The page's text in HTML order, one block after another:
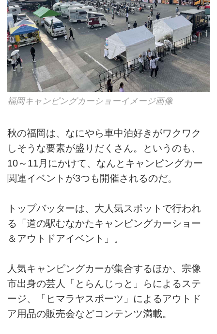
福岡キャンピングカーショーイメージ画像
秋の福岡は、なにやら車中泊好きがワクワク
しそうな要素が盛りだくさん。というのも、
10～11月にかけて、なんとキャンピングカー
関連イベントが3つも開催されるのだ。
トップバッターは、大人気スポットで行われ
る「道の駅むなかたキャンピングカーショー
＆アウトドアイベント」。
人気キャンピングカーが集合するほか、宗像
市出身の芸人「とらんじっと」らによるステ
ージ、「ヒマラヤスポーツ」によるアウトド
ア用品の販売会などコンテンツ満載。